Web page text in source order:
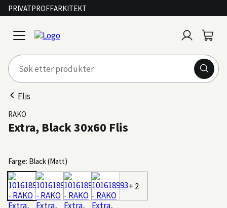
PRIVATPROFFARKITEKT
open
menu
inn
Flis
RAKO
Extra, Black 30x60 Flis
Farge: Black (Matt)
+ 2